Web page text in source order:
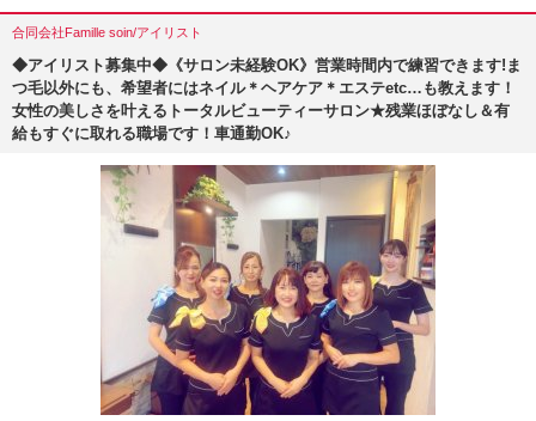
合同会社Famille soin/アイリスト
◆アイリスト募集中◆《サロン未経験OK》営業時間内で練習できます!ま
つ毛以外にも、希望者にはネイル＊ヘアケア＊エステetc…も教えます！
女性の美しさを叶えるトータルビューティーサロン★残業ほぼなし＆有
給もすぐに取れる職場です！車通勤OK♪